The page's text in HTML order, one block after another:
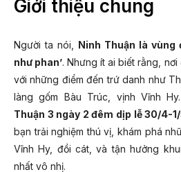
Giới thiệu chung
Người ta nói, Ninh Thuận là vùng
như phan’. Nhưng ít ai biết rằng,
với những điểm đến trứ danh như
làng gốm Bàu Trúc, vịnh Vĩnh
Thuận 3 ngày 2 đêm dịp lễ 30/4-
bạn trải nghiệm thú vị, khám phá
Vĩnh Hy, đồi cát, và tận hưởng
nhất vô nhị.